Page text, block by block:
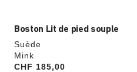
Boston Lit de pied souple
Suède
Mink
Price:
CHF 185,00